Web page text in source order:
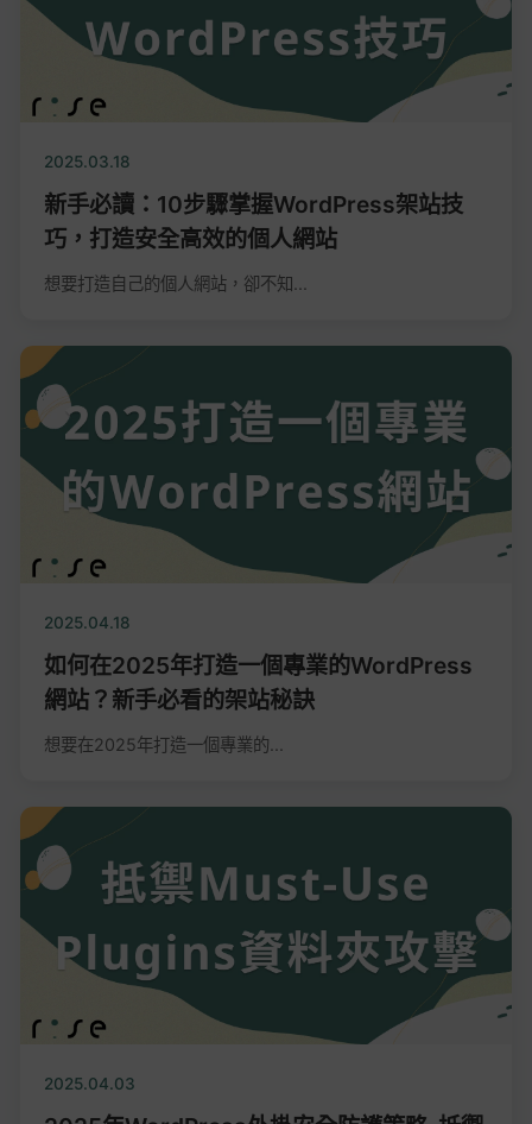
2025.03.18
新手必讀：10步驟掌握WordPress架站技
巧，打造安全高效的個人網站
想要打造自己的個人網站，卻不知...
2025.04.18
如何在2025年打造一個專業的WordPress
網站？新手必看的架站秘訣
想要在2025年打造一個專業的...
2025.04.03